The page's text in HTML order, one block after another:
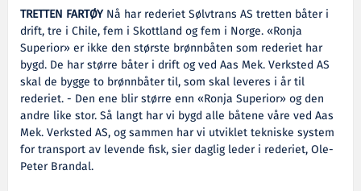
TRETTEN FARTØY Nå har rederiet Sølvtrans AS tretten båter i
drift, tre i Chile, fem i Skottland og fem i Norge. «Ronja
Superior» er ikke den største brønnbåten som rederiet har
bygd. De har større båter i drift og ved Aas Mek. Verksted AS
skal de bygge to brønnbåter til, som skal leveres i år til
rederiet. - Den ene blir større enn «Ronja Superior» og den
andre like stor. Så langt har vi bygd alle båtene våre ved Aas
Mek. Verksted AS, og sammen har vi utviklet tekniske system
for transport av levende fisk, sier daglig leder i rederiet, Ole-
Peter Brandal.